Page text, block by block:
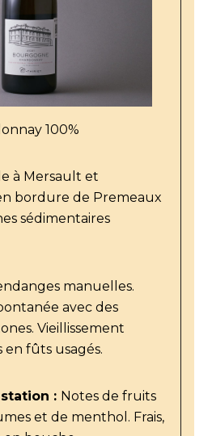
100%
à Mersault et
bordure de Premeaux
sédimentaires
manuelles.
avec des
Vieillissement
en fûts usagés.
: Notes de fruits
et de menthol. Frais,